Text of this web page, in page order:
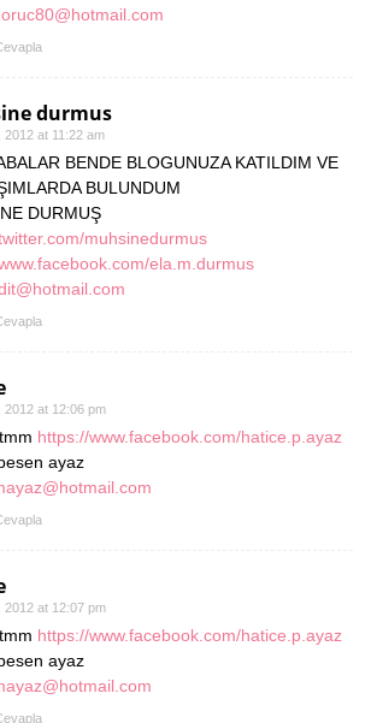
durmus
2012 at 11:22 am
BENDE BLOGUNUZA KATILDIM VE
BULUNDUM
DURMUŞ
muhsinedurmus
ela.m.durmus
2012 at 12:06 pm
https://www.facebook.com/hatice.p.ayaz
ayaz
2012 at 12:07 pm
https://www.facebook.com/hatice.p.ayaz
ayaz